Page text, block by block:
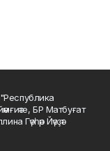
БР Матбуғат
Гәүһәр Йәүҙәт